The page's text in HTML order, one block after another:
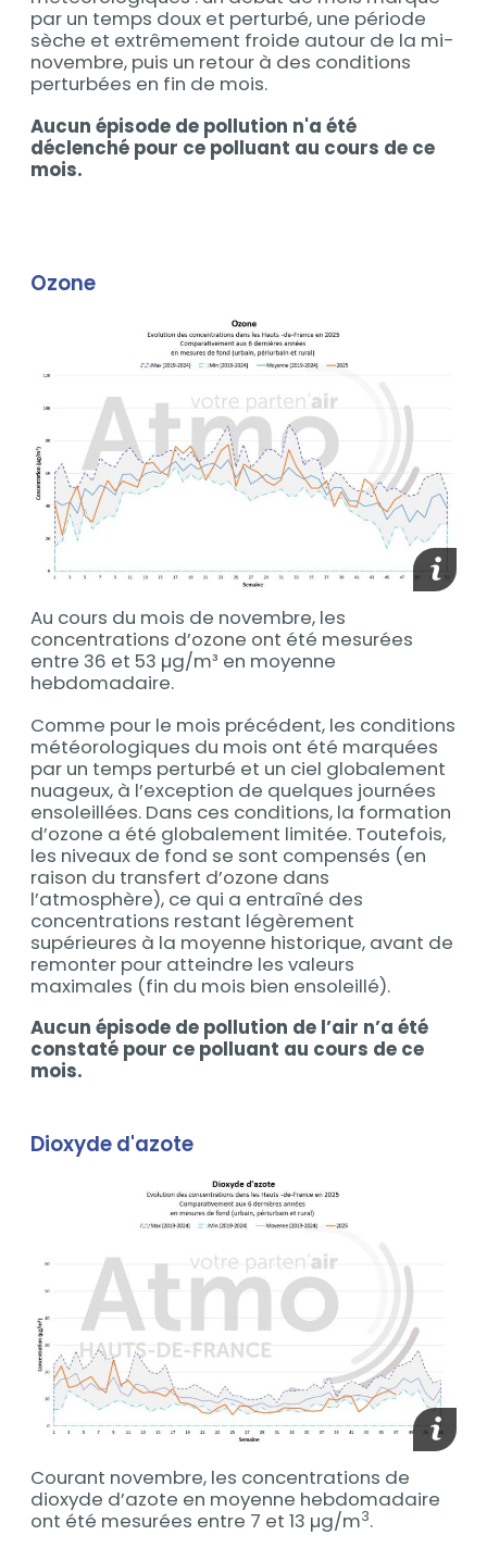
par un temps doux et perturbé, une période
sèche et extrêmement froide autour de la mi-
novembre, puis un retour à des conditions
perturbées en fin de mois.
Aucun épisode de pollution n'a été
déclenché pour ce polluant au cours de ce
mois.
Ozone
Au cours du mois de novembre, les
concentrations d’ozone ont été mesurées
entre 36 et 53 µg/m³ en moyenne
hebdomadaire.
Comme pour le mois précédent, les conditions
météorologiques du mois ont été marquées
par un temps perturbé et un ciel globalement
nuageux, à l’exception de quelques journées
ensoleillées. Dans ces conditions, la formation
d’ozone a été globalement limitée. Toutefois,
les niveaux de fond se sont compensés (en
raison du transfert d’ozone dans
l’atmosphère), ce qui a entraîné des
concentrations restant légèrement
supérieures à la moyenne historique, avant de
remonter pour atteindre les valeurs
maximales (fin du mois bien ensoleillé).
Aucun épisode de pollution de l’air n’a été
constaté pour ce polluant au cours de ce
mois.
Dioxyde d'azote
Courant novembre, les concentrations de
dioxyde d’azote en moyenne hebdomadaire
ont été mesurées entre 7 et 13 µg/m3.